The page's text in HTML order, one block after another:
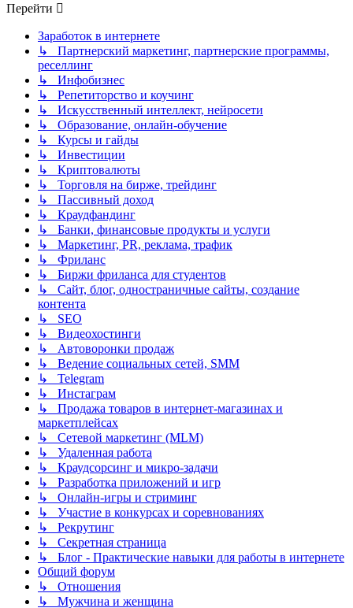
Перейти
Заработок в интернете
↳ Партнерский маркетинг, партнерские программы,
реселлинг
↳ Инфобизнес
↳ Репетиторство и коучинг
↳ Искусственный интеллект, нейросети
↳ Образование, онлайн-обучение
↳ Курсы и гайды
↳ Инвестиции
↳ Криптовалюты
↳ Торговля на бирже, трейдинг
↳ Пассивный доход
↳ Краудфандинг
↳ Банки, финансовые продукты и услуги
↳ Маркетинг, PR, реклама, трафик
↳ Фриланс
↳ Биржи фриланса для студентов
↳ Сайт, блог, одностраничные сайты, создание
контента
↳ SEO
↳ Видеохостинги
↳ Автоворонки продаж
↳ Ведение социальных сетей, SMM
↳ Telegram
↳ Инстаграм
↳ Продажа товаров в интернет-магазинах и
маркетплейсах
↳ Сетевой маркетинг (MLM)
↳ Удаленная работа
↳ Краудсорсинг и микро-задачи
↳ Разработка приложений и игр
↳ Онлайн-игры и стриминг
↳ Участие в конкурсах и соревнованиях
↳ Рекрутинг
↳ Секретная страница
↳ Блог - Практические навыки для работы в интернете
Общий форум
↳ Отношения
↳ Мужчина и женщина